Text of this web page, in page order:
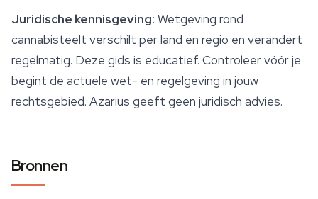
Juridische kennisgeving: Wetgeving rond
cannabisteelt verschilt per land en regio en verandert
regelmatig. Deze gids is educatief. Controleer vóór je
begint de actuele wet- en regelgeving in jouw
rechtsgebied. Azarius geeft geen juridisch advies.
Bronnen